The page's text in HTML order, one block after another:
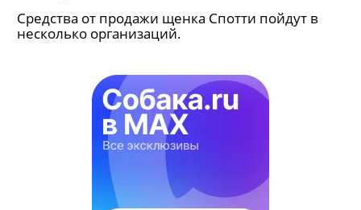
Средства от продажи щенка Спотти пойдут в
несколько организаций.